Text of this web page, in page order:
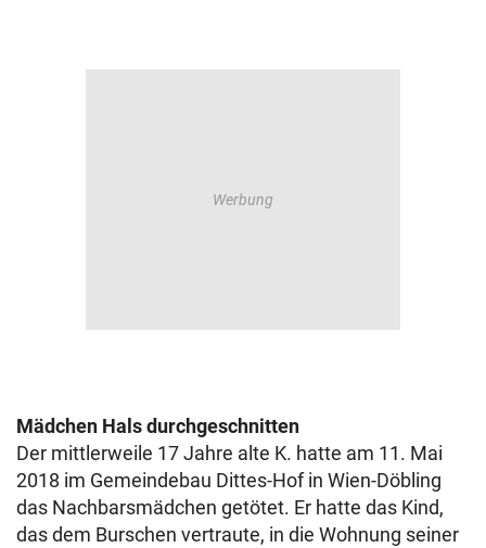
Mädchen Hals durchgeschnitten
Der mittlerweile 17 Jahre alte K. hatte am 11. Mai
2018 im Gemeindebau Dittes-Hof in Wien-Döbling
das Nachbarsmädchen getötet. Er hatte das Kind,
das dem Burschen vertraute, in die Wohnung seiner